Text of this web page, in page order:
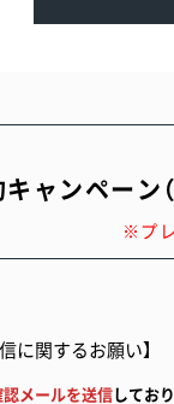
キャンペーン
※プ
ジに設置された
の事前審査をさ
に関するお願い】
メールを送信してお